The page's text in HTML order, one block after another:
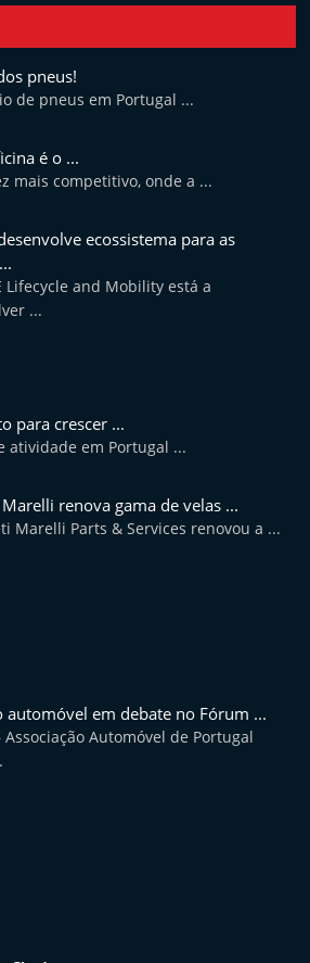
f
t
e
m
r
e
t
o
ó
v
o
r
pneus!
de pneus em Portugal ...
é o ...
mais competitivo, onde a ...
ecossistema para as
Lifecycle and Mobility está a
...
para crescer ...
atividade em Portugal ...
renova gama de velas ...
Marelli Parts & Services renovou a ...
automóvel em debate no Fórum ...
Associação Automóvel de Portugal